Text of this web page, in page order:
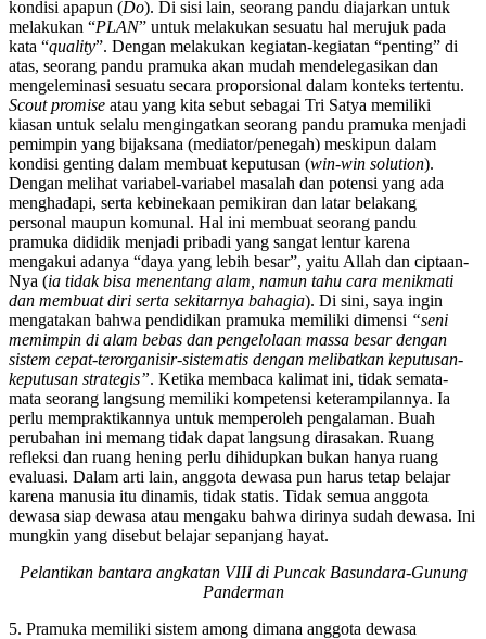
kondisi apapun (Do). Di sisi lain, seorang pandu diajarkan untuk
melakukan “PLAN” untuk melakukan sesuatu hal merujuk pada
kata “quality”. Dengan melakukan kegiatan-kegiatan “penting” di
atas, seorang pandu pramuka akan mudah mendelegasikan dan
mengeleminasi sesuatu secara proporsional dalam konteks tertentu.
Scout promise atau yang kita sebut sebagai Tri Satya memiliki
kiasan untuk selalu mengingatkan seorang pandu pramuka menjadi
pemimpin yang bijaksana (mediator/penegah) meskipun dalam
kondisi genting dalam membuat keputusan (win-win solution).
Dengan melihat variabel-variabel masalah dan potensi yang ada
menghadapi, serta kebinekaan pemikiran dan latar belakang
personal maupun komunal. Hal ini membuat seorang pandu
pramuka dididik menjadi pribadi yang sangat lentur karena
mengakui adanya “daya yang lebih besar”, yaitu Allah dan ciptaan-
Nya (ia tidak bisa menentang alam, namun tahu cara menikmati
dan membuat diri serta sekitarnya bahagia). Di sini, saya ingin
mengatakan bahwa pendidikan pramuka memiliki dimensi “seni
memimpin di alam bebas dan pengelolaan massa besar dengan
sistem cepat-terorganisir-sistematis dengan melibatkan keputusan-
keputusan strategis”. Ketika membaca kalimat ini, tidak semata-
mata seorang langsung memiliki kompetensi keterampilannya. Ia
perlu mempraktikannya untuk memperoleh pengalaman. Buah
perubahan ini memang tidak dapat langsung dirasakan. Ruang
refleksi dan ruang hening perlu dihidupkan bukan hanya ruang
evaluasi. Dalam arti lain, anggota dewasa pun harus tetap belajar
karena manusia itu dinamis, tidak statis. Tidak semua anggota
dewasa siap dewasa atau mengaku bahwa dirinya sudah dewasa. Ini
mungkin yang disebut belajar sepanjang hayat.
Pelantikan bantara angkatan VIII di Puncak Basundara-Gunung
Panderman
5. Pramuka memiliki sistem among dimana anggota dewasa